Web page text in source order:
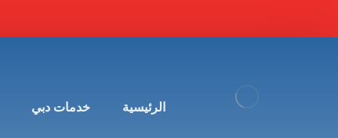
الرئيسية خدمات دبي